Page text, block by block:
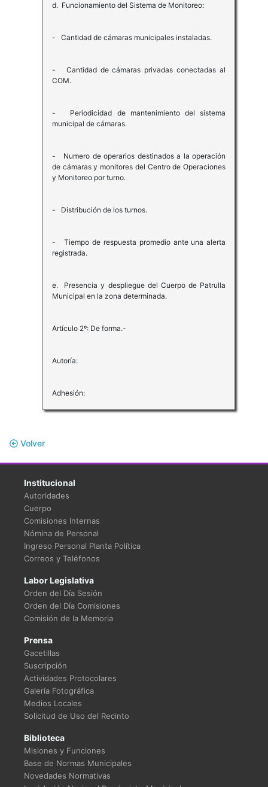
d. Funcionamiento del Sistema de Monitoreo:
- Cantidad de cámaras municipales instaladas.
- Cantidad de cámaras privadas conectadas al
COM.
- Periodicidad de mantenimiento del sistema
municipal de cámaras.
- Numero de operarios destinados a la operación
de cámaras y monitores del Centro de Operaciones
y Monitoreo por turno.
- Distribución de los turnos.
- Tiempo de respuesta promedio ante una alerta
registrada.
e. Presencia y despliegue del Cuerpo de Patrulla
Municipal en la zona determinada.
Artículo 2º: De forma.-
Autoría:
Adhesión:
Volver
Institucional
Autoridades
Cuerpo
Comisiones Internas
Nómina de Personal
Ingreso Personal Planta Política
Correos y Teléfonos
Labor Legislativa
Orden del Día Sesión
Orden del Día Comisiones
Comisión de la Memoria
Prensa
Gacetillas
Suscripción
Actividades Protocolares
Galería Fotográfica
Medios Locales
Solicitud de Uso del Recinto
Biblioteca
Misiones y Funciones
Base de Normas Municipales
Novedades Normativas